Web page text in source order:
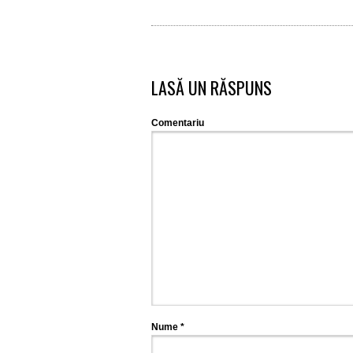
LASĂ UN RĂSPUNS
Comentariu
Nume *